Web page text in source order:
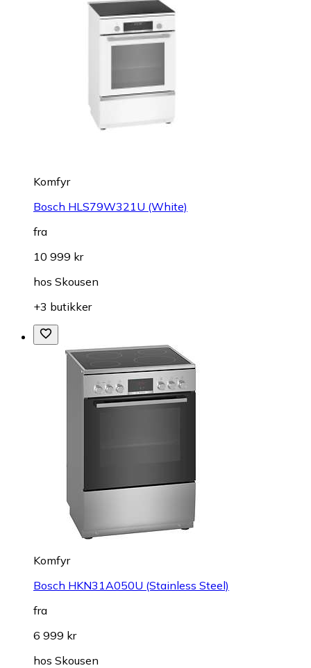
Komfyr
Bosch HLS79W321U (White)
fra
10 999 kr
hos Skousen
+3 butikker
Komfyr
Bosch HKN31A050U (Stainless Steel)
fra
6 999 kr
hos Skousen